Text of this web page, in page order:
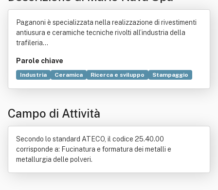
Paganoni è specializzata nella realizzazione di rivestimenti
antiusura e ceramiche tecniche rivolti all’industria della
trafileria…
Parole chiave
Industria Ceramica Ricerca e sviluppo
Stampaggio
Elettrodomestici
Progettazione
Regolamento generale sulla protezione dei dati
Temperatura
Campo di Attività
Secondo lo standard ATECO, il codice 25.40.00
corrisponde a: Fucinatura e formatura dei metalli e
metallurgia delle polveri.